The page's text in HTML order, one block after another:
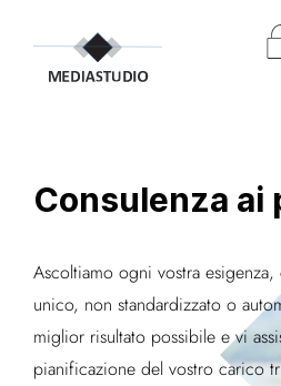
Consulenza ai
Ascoltiamo ogni vostra
unico, non standardizzato o
miglior risultato possibile e vi
pianificazione del vostro carico